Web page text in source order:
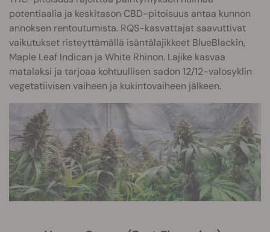
potentiaalia ja keskitason CBD-pitoisuus antaa kunnon
annoksen rentoutumista. RQS-kasvattajat saavuttivat
vaikutukset risteyttämällä isäntälajikkeet BlueBlackin,
Maple Leaf Indican ja White Rhinon. Lajike kasvaa
matalaksi ja tarjoaa kohtuullisen sadon 12/12-valosyklin
vegetatiivisen vaiheen ja kukintovaiheen jälkeen.